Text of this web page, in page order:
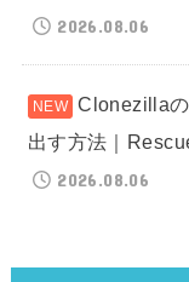
2026.08.06
Clonezilla
出す方法｜
2026.08.06